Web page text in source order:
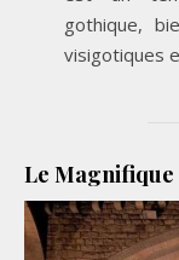
gothique,
visigotiques
Le